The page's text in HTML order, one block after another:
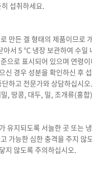
섭취하세요.
만든 겔 형태의 제품이므로
아서 5 °C 냉장 보관하여 수
으로 표시되어 있으며 연령
신 경우 성분을 확인하신 후
하고 전문가와 상담하십시오.
, 땅콩, 대두, 밀, 조개류(홍
유지되도록 서늘한 곳 또는
가능한 심한 충격을 주지 않
지 않도록 주의하십시오.